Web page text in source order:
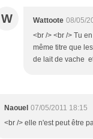
W Wattoote 08/05/
<br /> <br /> Tu
même titre que
de lait de vache
Naouel 07/05/2011 18:15
<br /> elle n'est peut être